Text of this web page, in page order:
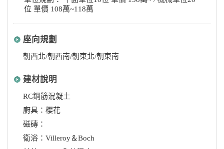
位 單價 108萬~118萬
座向規劃
朝西北/朝西南/朝東北/朝東南
建材說明
RC鋼筋混凝土
廚具：櫻花
磁磚：
衛浴：Villeroy＆Boch